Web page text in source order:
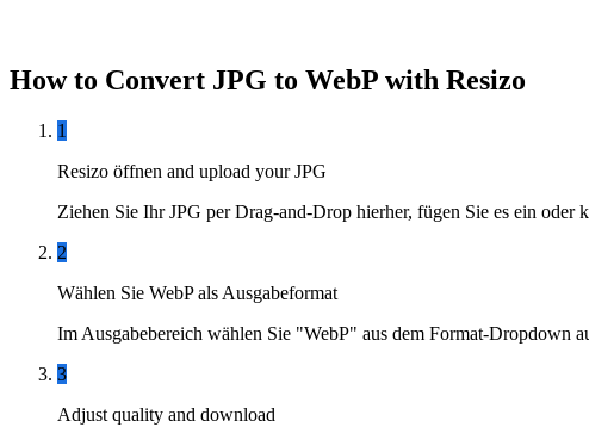
How to Convert JPG to WebP with Resizo
1
Resizo öffnen and upload your JPG
Ziehen Sie Ihr JPG per Drag-and-Drop hierher, fügen Sie es ein oder
2
Wählen Sie WebP als Ausgabeformat
Im Ausgabebereich wählen Sie "WebP" aus dem Format-Dropdown
3
Adjust quality and download